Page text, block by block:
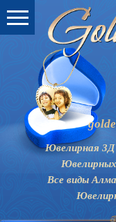
Ювелирная 3Д
Все виды